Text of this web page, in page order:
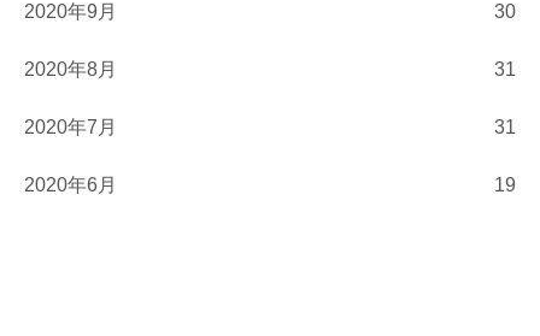
2020年9月 30
2020年8月 31
2020年7月 31
2020年6月 19